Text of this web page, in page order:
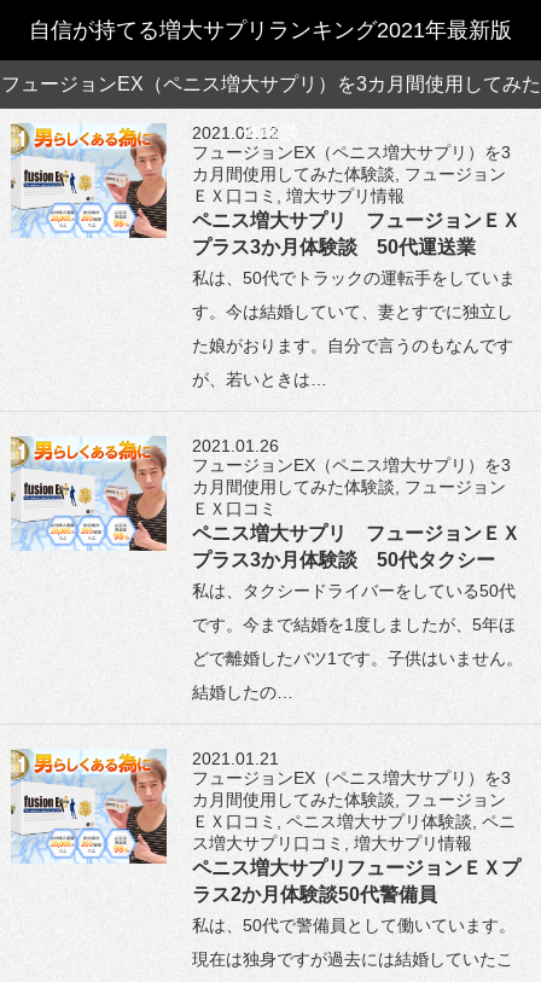
自信が持てる増大サプリランキング2021年最新版
フュージョンEX（ペニス増大サプリ）を3カ月間使用してみた
体験談
2021.02.12
フュージョンEX（ペニス増大サプリ）を3
カ月間使用してみた体験談
フュージョン
ＥＸ口コミ
,増大サプリ情報
ペニス増大サプリ フュージョンＥＸ
プラス3か月体験談 50代運送業
私は、50代でトラックの運転手をしていま
す。今は結婚していて、妻とすでに独立し
た娘がおります。自分で言うのもなんです
が、若いときは…
2021.01.26
フュージョンEX（ペニス増大サプリ）を3
カ月間使用してみた体験談
フュージョン
ＥＸ口コミ
ペニス増大サプリ フュージョンＥＸ
プラス3か月体験談 50代タクシー
私は、タクシードライバーをしている50代
です。今まで結婚を1度しましたが、5年ほ
どで離婚したバツ1です。子供はいません。
結婚したの…
2021.01.21
フュージョンEX（ペニス増大サプリ）を3
カ月間使用してみた体験談
フュージョン
ＥＸ口コミ
,ペニス増大サプリ体験談 ,ペニ
ス増大サプリ口コミ
,増大サプリ情報
ペニス増大サプリフュージョンＥＸプ
ラス2か月体験談50代警備員
私は、50代で警備員として働いています。
現在は独身ですが過去には結婚していたこ